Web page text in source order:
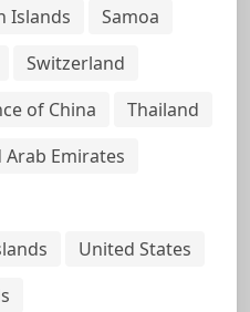
Islands
Samoa
Switzerland
of China
Thailand
Arab Emirates
United States